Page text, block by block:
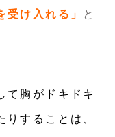
受け入れる」 と
て胸がドキドキ
りすることは、